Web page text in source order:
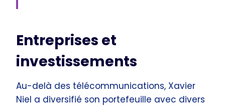
Entreprises et
investissements
Au-delà des télécommunications, Xavier
Niel a diversifié son portefeuille avec divers